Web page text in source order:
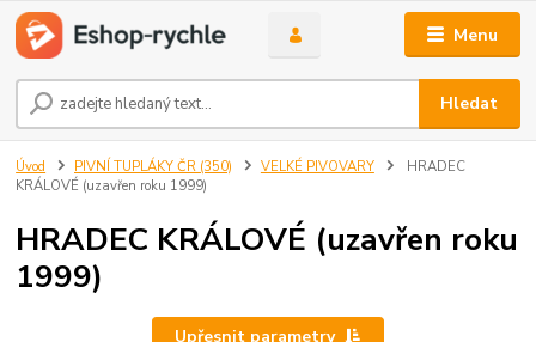
Menu
Hledat
Úvod PIVNÍ TUPLÁKY ČR (350) VELKÉ PIVOVARY
HRADEC
KRÁLOVÉ (uzavřen roku 1999)
HRADEC KRÁLOVÉ (uzavřen roku
1999)
Upřesnit parametry